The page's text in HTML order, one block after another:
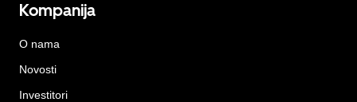
Kompanija
O nama
Novosti
Investitori